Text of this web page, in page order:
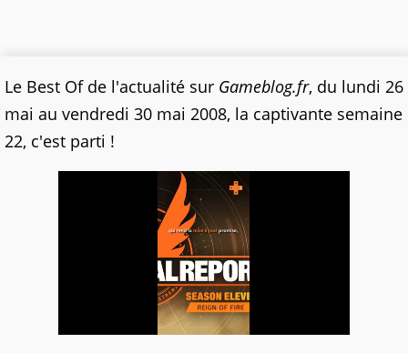
Le Best Of de l'actualité sur Gameblog.fr, du lundi 26
mai au vendredi 30 mai 2008, la captivante semaine
22, c'est parti !